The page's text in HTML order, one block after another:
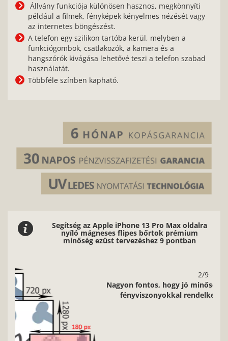
Állvány funkciója különösen hasznos, megkönnyíti
például a filmek, fényképek kényelmes nézését vagy
az internetes böngészést.
A telefon egy szilikon tartóba kerül, melyben a
funkciógombok, csatlakozók, a kamera és a
hangszórók kivágása lehetővé teszi a telefon szabad
használatát.
Többféle színben kapható.
Segítség az Apple iPhone 13 Pro Max oldalra
nyíló mágneses flipes bőrtok prémium
minőség ezüst tervezéshez 9 pontban